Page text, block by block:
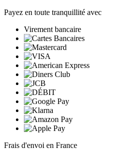
Payez en toute tranquillité avec
Virement bancaire
Frais d'envoi en France